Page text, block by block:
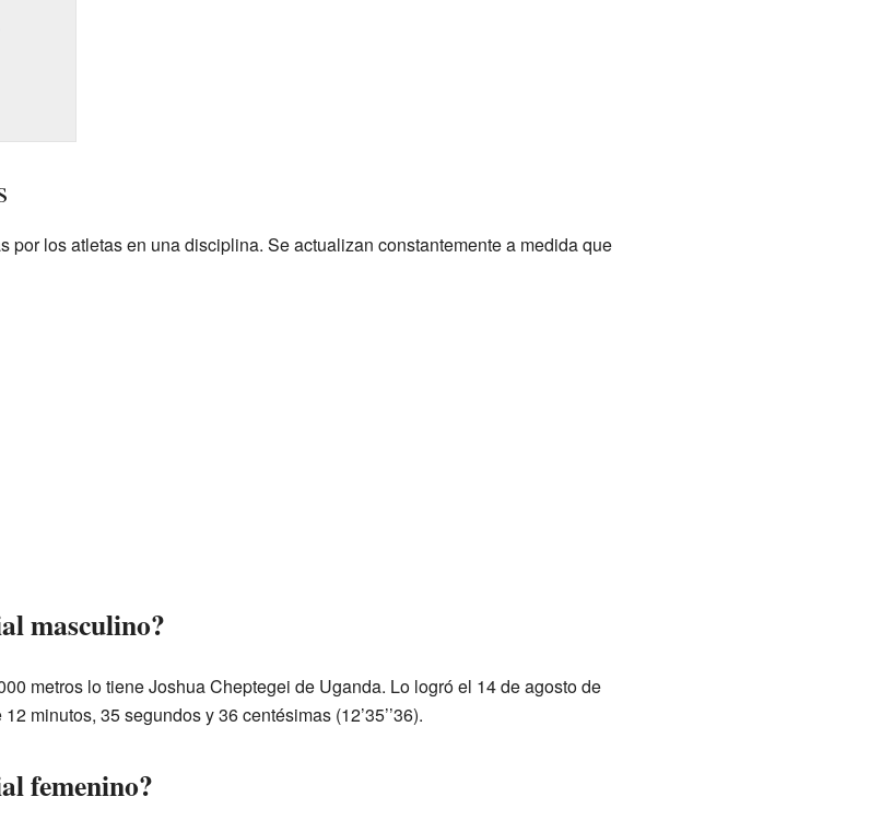
por los atletas en una disciplina. Se actualizan constantemente a medida que
masculino?
metros lo tiene Joshua Cheptegei de Uganda. Lo logró el 14 de agosto de
minutos, 35 segundos y 36 centésimas (12’35’’36).
femenino?